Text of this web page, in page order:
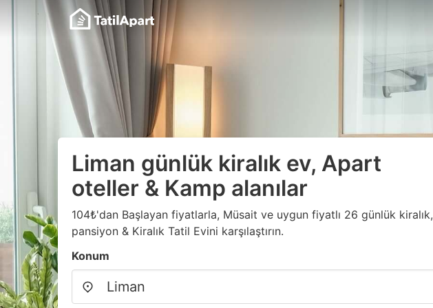
Liman günlük kiralık ev, Apart
oteller & Kamp alanılar
104₺'dan Başlayan fiyatlarla, Müsait ve uygun fiyatlı 26 günlük kiralık,
pansiyon & Kiralık Tatil Evini karşılaştırın.
Konum